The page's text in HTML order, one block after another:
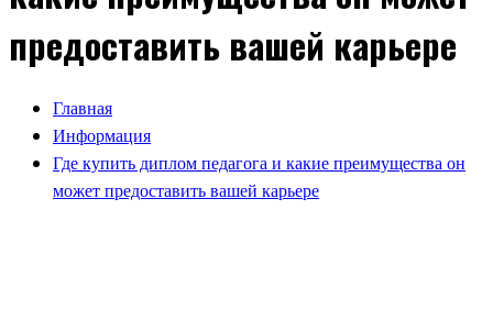
предоставить вашей карьере
Главная
Информация
Где купить диплом педагога и какие преимущества он
может предоставить вашей карьере